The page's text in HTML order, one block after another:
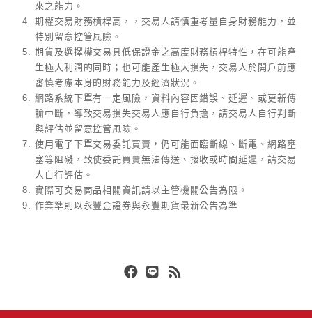
來之能力。
期權交易財務槓桿高，，交易人請慎重考量自身財務能力，並
特別留意控管風險。
期貨及選擇權交易具低保證金之高度財務槓桿特性，在可能產
生極大利潤的同時；也可能產生極大損失，交易人於開戶前應
審慎考慮本身的財務能力及經濟狀況。
網路系統下單有一定風險，資料內容因錯誤、延遲、或更新傳
輸中斷，導致交易損失交易人應自行負擔，請交易人自行判斷
與評估並留意控管風險。
使用電子下單交易委託買賣，仍可能面臨斷線、斷電、網路壅
塞等阻礙，致使委託買賣無法傳送、接收或時間延遲，請交易
人自行評估。
實際可交易商品相關資訊請以主管機關公告為限。
作業準則以永豐金證券與永豐期貨最新公告為準